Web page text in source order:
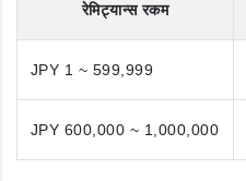
रेमिट्यान्स रकम
JPY 1 ~ 599,999
JPY 600,000 ~ 1,000,000